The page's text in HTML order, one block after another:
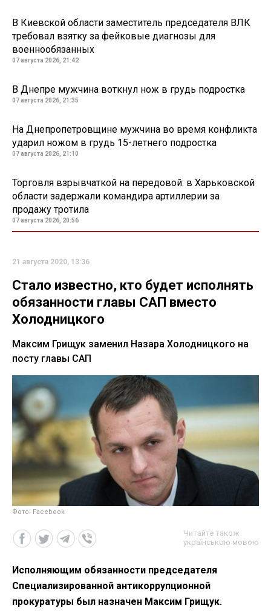
В Киевской области заместитель председателя ВЛК
требовал взятку за фейковые диагнозы для
военнообязанных
07 августа 2026, 21:42
В Днепре мужчина воткнул нож в грудь подростка
07 августа 2026, 21:35
На Днепропетровщине мужчина во время конфликта
ударил ножом в грудь 15-летнего подростка
07 августа 2026, 21:10
Торговля взрывчаткой на передовой: в Харьковской
области задержали командира артиллерии за
продажу тротила
07 августа 2026, 20:56
21 августа 2020, 13:36
Стало известно, кто будет исполнять
обязанности главы САП вместо
Холодницкого
Максим Грищук заменил Назара Холодницкого на
посту главы САП
Фото: Facebook
Читайте також
українською мовою
Исполняющим обязанности председателя
Специализированной антикоррупционной
прокуратуры был назначен Максим Грищук.